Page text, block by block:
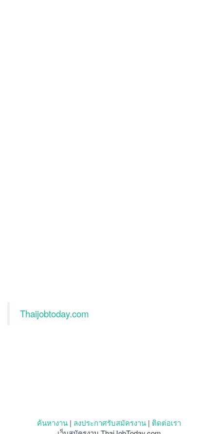
Thaijobtoday.com
ค้นหางาน | ลงประกาศรับสมัครงาน | ติดต่อเรา